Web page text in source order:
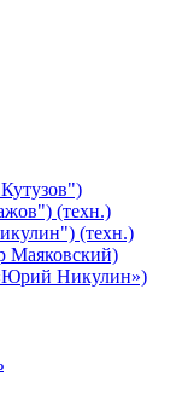
(техн.)
(техн.)
Маяковский)
Никулин»)